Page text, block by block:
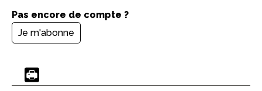
Pas encore de compte ?
Je m'abonne